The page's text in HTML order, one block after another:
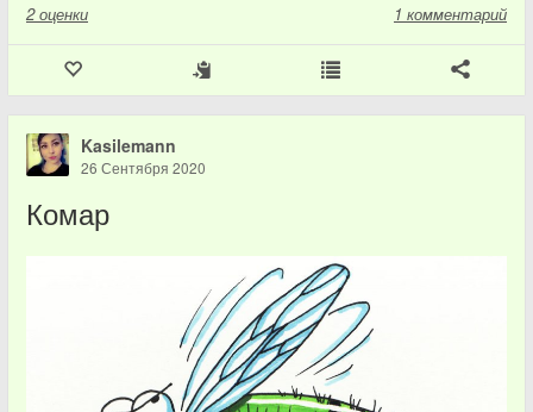
2 оценки 1 комментарий
Kasilemann
26 Сентября 2020
Комар